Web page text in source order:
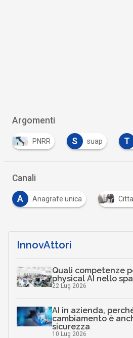
Argomenti
PNRR S suap T
Canali
A Anagrafe unica
InnovAttori
Quali competenze
physical AI nello
22 Lug 2026
AI in azienda,
cambiamento è
sicurezza
10 Lug 2026